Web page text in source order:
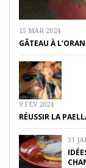
15 MAR 2024
GÂTEAU À
9 FÉV 2024
RÉUSSIR LA
31